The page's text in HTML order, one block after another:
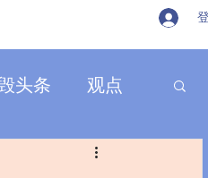
头条 观点